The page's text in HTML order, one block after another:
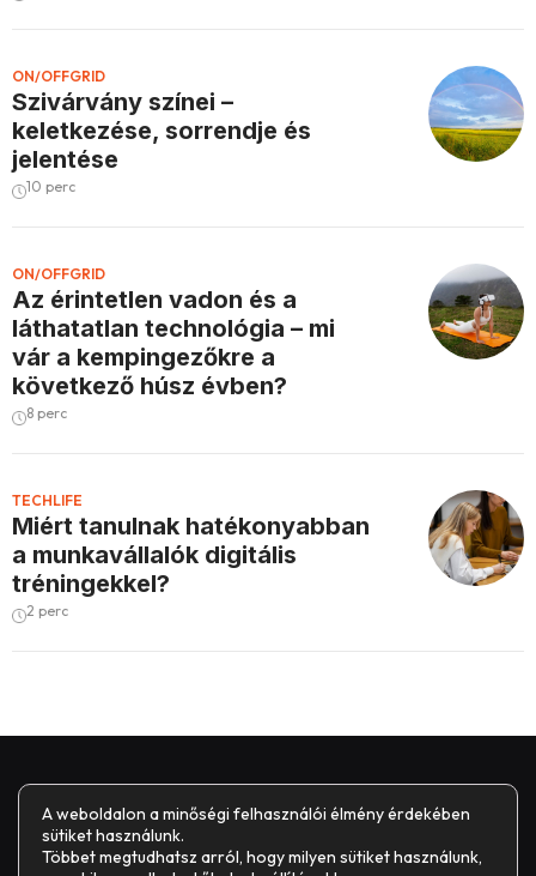
ON/OFFGRID
Szivárvány színei –
keletkezése, sorrendje és
jelentése
10 perc
ON/OFFGRID
Az érintetlen vadon és a
láthatatlan technológia – mi
vár a kempingezőkre a
következő húsz évben?
8 perc
TECHLIFE
Miért tanulnak hatékonyabban
a munkavállalók digitális
tréningekkel?
2 perc
A weboldalon a minőségi felhasználói élmény érdekében
sütiket használunk.
Többet megtudhatsz arról, hogy milyen sütiket használunk,